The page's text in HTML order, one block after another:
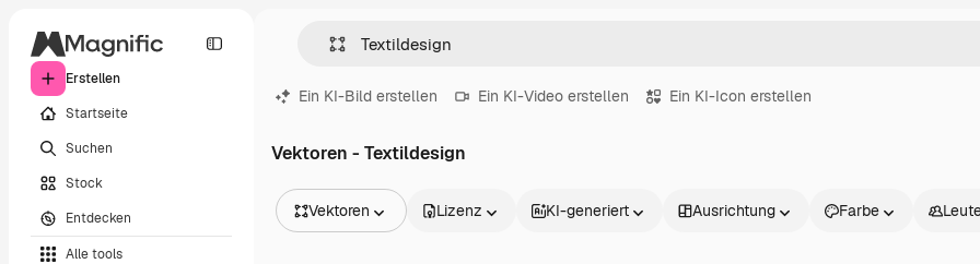
Erstellen
Startseite
Suchen
Stock
Entdecken
Alle tools
Ein KI-Bild erstellen Ein KI-Video erstellen Ein KI-Icon erstellen
Vektoren - Textildesign
Vektoren Lizenz KI-generiert Ausrichtung Farbe